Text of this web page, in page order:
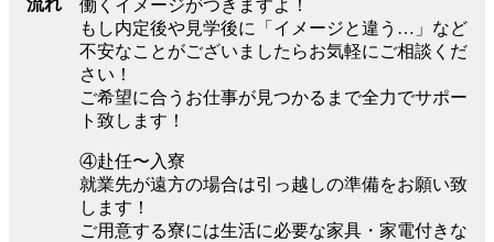
流れ
働くイメージがつきますよ！
もし内定後や見学後に「イメージと違う…」など
不安なことがございましたらお気軽にご相談くだ
さい！
ご希望に合うお仕事が見つかるまで全力でサポー
ト致します！
④赴任〜入寮
就業先が遠方の場合は引っ越しの準備をお願い致
します！
ご用意する寮には生活に必要な家具・家電付きな